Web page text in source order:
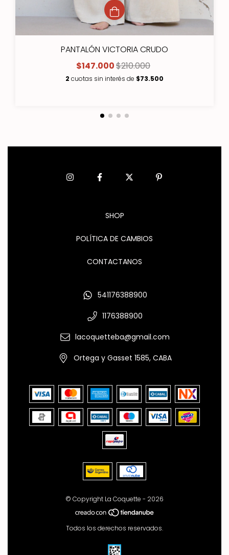
PANTALÓN VICTORIA CRUDO
$147.000$210.000
2 cuotas sin interés de $73.500
SHOP
POLÍTICA DE CAMBIOS
CONTACTANOS
541176388900
1176388900
lacoquetteba@gmail.com
Ortega y Gasset 1585, CABA
© Copyright La Coquette - 2026
Todos los derechos reservados.